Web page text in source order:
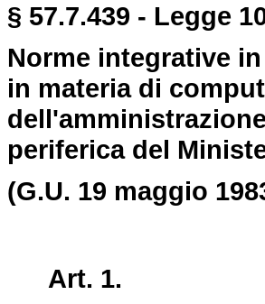
§ 57.7.439 - Legge
Norme integrative
in materia di
periferica del
(G.U. 19 maggio
Art. 1.